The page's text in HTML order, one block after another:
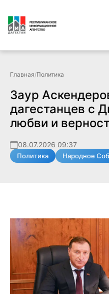
Главная/Политика
Заур
дагестанцев с
любви и
08.07.2026 09:37
Политика Народное